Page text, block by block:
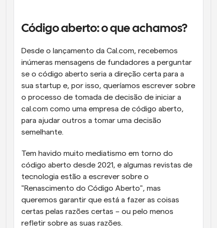
Agendamento potenciado com chamadas
impulsionadas por IA
Automatizar agendamento e lembretes
Mantenha-se atualizado com as últimas notícias e
atualizações
Reuniões Instantâneas
Reunião com clientes em minutos
Links de Grupo Dinâmico
Agende reuniões de forma fluida com várias pessoas
Webhooks
Receba notificações quando algo acontecer
Código aberto: o que achamos?
Desde o lançamento da Cal.com, recebemos
inúmeras mensagens de fundadores a perguntar
se o código aberto seria a direção certa para a
sua startup e, por isso, queríamos escrever sobre
o processo de tomada de decisão de iniciar a
cal.com como uma empresa de código aberto,
para ajudar outros a tomar uma decisão
semelhante.
Tem havido muito mediatismo em torno do
código aberto desde 2021, e algumas revistas de
tecnologia estão a escrever sobre o
"Renascimento do Código Aberto", mas
queremos garantir que está a fazer as coisas
certas pelas razões certas – ou pelo menos
refletir sobre as suas razões.